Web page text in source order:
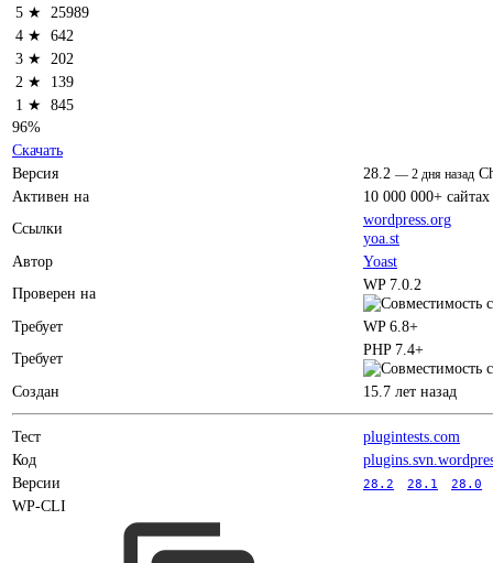
5 ★
25989
4 ★ 642
3 ★
202
2 ★
139
1 ★ 845
96%
Скачать
Версия
28.2 — 2 дня назад
Активен на
10 000 000+ сайтах
Ссылки
wordpress.org
yoa.st
Автор
Yoast
Проверен на
WP 7.0.2
Требует
WP 6.8+
Требует
PHP 7.4+
Создан 15.7 лет назад
Тест
plugintests.com
Код
Версии
28.2 28.1 28.0
WP-CLI